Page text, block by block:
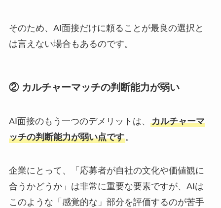
そのため、AI面接だけに頼ることが最良の選択と
は言えない場合もあるのです。
② カルチャーマッチの判断能力が弱い
AI面接のもう一つのデメリットは、 カルチャーマ
ッチの判断能力が弱い点です。
企業にとって、「応募者が自社の文化や価値観に
合うかどうか」は非常に重要な要素ですが、AIは
このような「感覚的な」部分を評価するのが苦手